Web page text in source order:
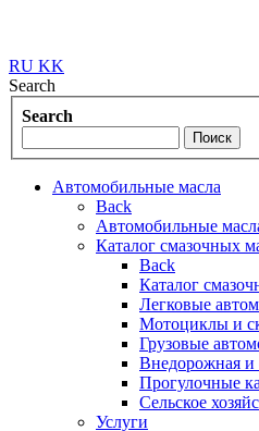
RU KK
Search
Search
Автомобильные масла
Back
Автомобильные
Каталог смазочных
Back
Каталог
Легковые
Мотоциклы и
Грузовые
Внедорожная и
Прогулочные
Сельское
Услуги